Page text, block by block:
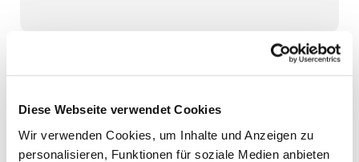
Diese Webseite verwendet Cookies
Wir verwenden Cookies, um Inhalte und Anzeigen zu
personalisieren, Funktionen für soziale Medien anbieten
Auf nenleckeren Kuchenund nen kleinen